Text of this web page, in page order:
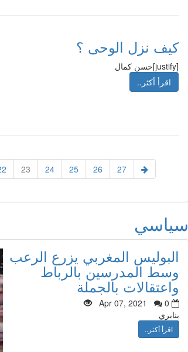
كيف نزل الوحى ؟
[justify]حسن كمال
اقرأ أكثر..
23 24 25 26 27
سياسي
البوليس المغربي يزرع الرعب
وسط المدرسين بالرباط
واعتقالات بالجملة
Apr 07, 2021
0
ينايري
اقرأ أكثر..